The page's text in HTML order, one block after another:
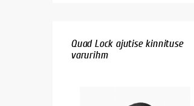
Quad Lock ajutise kinnituse
varurihm